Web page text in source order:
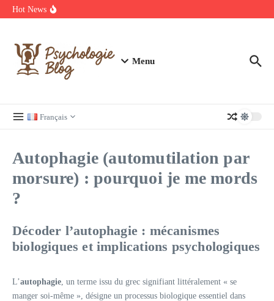
Aller au contenu
Hot News
manquer
Menu
Français
Autophagie (automutilation par
morsure) : pourquoi je me mords
?
Décoder l’autophagie : mécanismes
biologiques et implications psychologiques
L’autophagie, un terme issu du grec signifiant littéralement « se
manger soi-même », désigne un processus biologique essentiel dans